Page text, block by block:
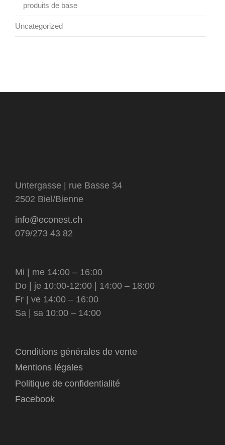
produits de base
Uncategorized
Untergasse | rue Basse 34
2502 Biel/Bienne
info@econest.ch
079/273 43 82
Mi | me 14:00 – 16:00
Do | je 10:00-12:00 | 14:00 – 18:00
Fr | ve 14:00 – 16:00
Sa | sa 10:00 – 14:00
Conditions générales de vente
Mentions légales
Politique de confidentialité
Facebook